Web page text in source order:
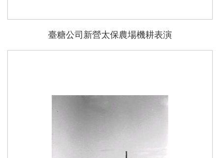
臺糖公司新營太保農場機耕表演